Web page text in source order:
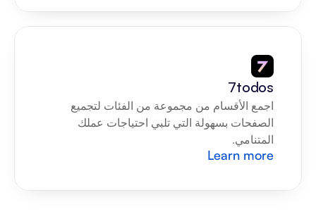
7todos
المتنامي.
Learn more